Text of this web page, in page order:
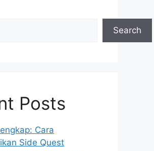
Search
Posts
Cara
Side Quest